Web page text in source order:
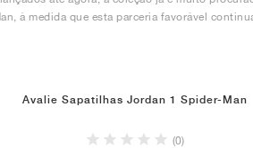
à medida que esta parceria favorável
Avalie Sapatilhas Jordan 1 Spider-Man
(0)